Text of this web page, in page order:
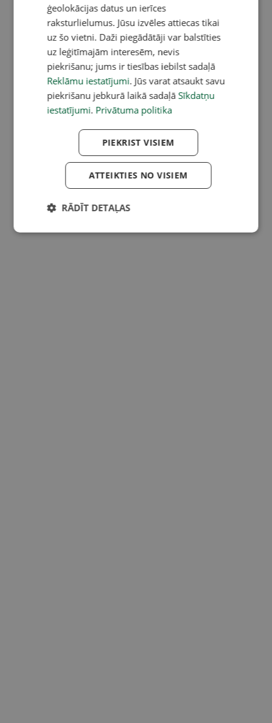
ģeolokācijas datus un ierīces
raksturlielumus. Jūsu izvēles attiecas tikai
uz šo vietni. Daži piegādātāji var balstīties
uz leģitīmajām interesēm, nevis
piekrišanu; jums ir tiesības iebilst sadaļā
Reklāmu iestatījumi. Jūs varat atsaukt savu
piekrišanu jebkurā laikā sadaļā Sīkdatņu
iestatījumi. Privātuma politika
PIEKRIST VISIEM
ATTEIKTIES NO VISIEM
RĀDĪT DETAĻAS